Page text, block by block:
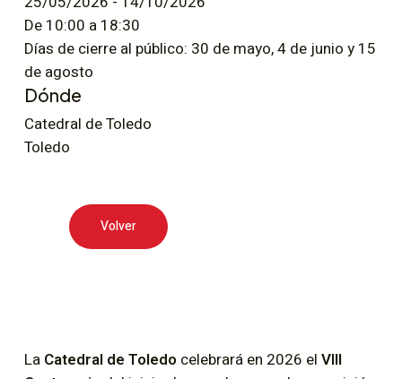
De 10:00 a 18:30
Días de cierre al público: 30 de mayo, 4 de junio y 15
de agosto
Dónde
Catedral de Toledo
Toledo
Volver
La Catedral de Toledocelebrará en 2026 el VIII